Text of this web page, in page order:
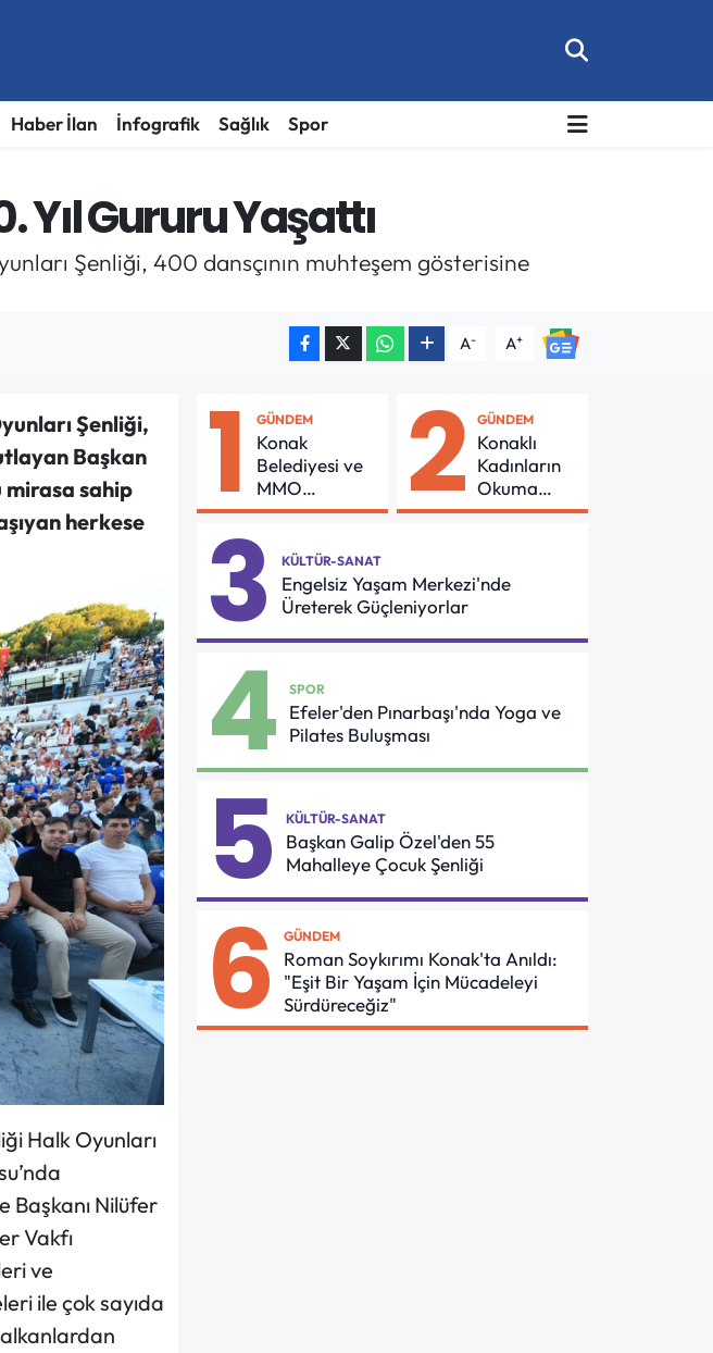
Haber İlan İnfografik Sağlık Spor
Yıl Gururu Yaşattı
Şenliği, 400 dansçının muhteşem gösterisine
A- A+
Şenliği,
Başkan
mirasa sahip
herkese
Halk Oyunları
Başkanı Nilüfer
Vakfı
ve
ile çok sayıda
1 GÜNDEM
Konak
Belediyesi ve
MMO
Arasında
Güvenliği İçin
Önemli
Protokol
2 GÜNDEM
Konaklı
Kadınların
Okuma
Azmi Örnek
3 KÜLTÜR-SANAT
Engelsiz Yaşam Merkezi'nde
Üreterek Güçleniyorlar
4 SPOR
Efeler'den Pınarbaşı'nda Yoga ve
Pilates Buluşması
5 KÜLTÜR-SANAT
Başkan Galip Özel'den 55
Mahalleye Çocuk Şenliği
6 GÜNDEM
Roman Soykırımı Konak'ta Anıldı:
"Eşit Bir Yaşam İçin Mücadeleyi
Sürdüreceğiz"